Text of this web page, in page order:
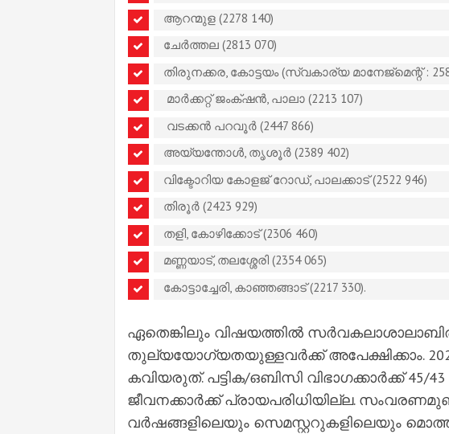
ആറന്മുള (2278 140)
ചേർത്തല (2813 070)
തിരുനക്കര, കോട്ടയം (സ്വകാര്യ മാനേജ്മെന്റ് :
മാർക്കറ്റ് ജംക്‌ഷൻ, പാലാ (2213 107)
വടക്കൻ പറവൂർ (2447 866)
അയ്യന്തോൾ, തൃശൂർ (2389 402)
വിക്ടോറിയ കോളജ് റോഡ്, പാലക്കാട് (2522 946)
തിരൂർ (2423 929)
തളി, കോഴിക്കോട് (2306 460)
മണ്ണയാട്, തലശ്ശേരി (2354 065)
കോട്ടാച്ചേരി, കാഞ്ഞങ്ങാട് (2217 330).
ഏതെങ്കിലും വിഷയത്തിൽ
തുല്യയോഗ്യതയുള്ളവർക്ക് അപേക്ഷിക്കാം.
കവിയരുത്. പട്ടിക/ഒബിസി വിഭാഗക്കാർക്ക്
ജീവനക്കാർക്ക് പ്രായപരിധിയില്ല.
വർഷങ്ങളിലെയും സെമസ്റ്ററുകളിലെയും